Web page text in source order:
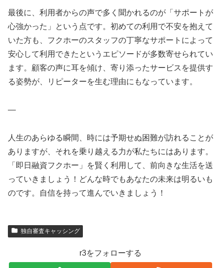
最後に、利用者からの声で多く聞かれるのが「サポートが
心強かった」という点です。初めての利用で不安を抱えて
いた方も、フクホーのスタッフの丁寧なサポートによって
安心して利用できたというエピソードが多数寄せられてい
ます。顧客の声に耳を傾け、寄り添ったサービスを提供す
る姿勢が、リピーターを生む理由にもなっています。
—
人生のあらゆる瞬間、時には予期せぬ困難が訪れることが
ありますが、それを乗り越える力が私たちにはあります。
「即日融資フクホー」を賢く利用して、前向きな生活を送
っていきましょう！どんな時でもあなたの未来は明るいも
のです。自信を持って進んでいきましょう！
独自審査キャッシング
r3をフォローする